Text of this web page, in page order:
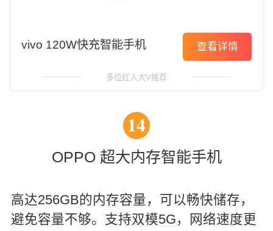
vivo 120W快充智能手机 查看详情
多位红人大V推荐
14
OPPO 超大内存智能手机
高达256GB的内存容量，可以畅快储存，
避免容量不够。支持双模5G，网络速度更